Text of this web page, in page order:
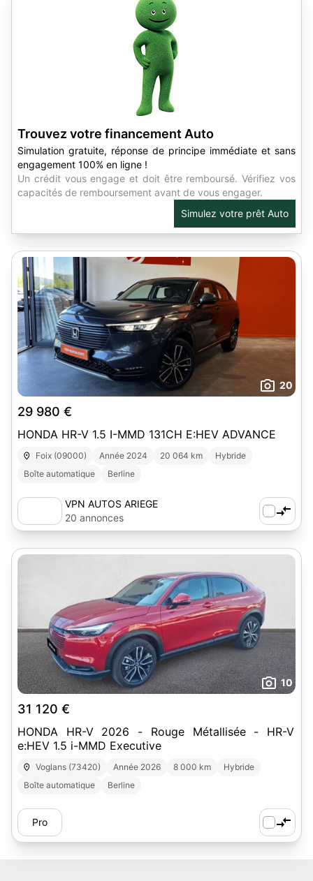
Trouvez votre financement Auto
Simulation gratuite, réponse de principe immédiate et sans
engagement 100% en ligne !
Un crédit vous engage et doit être remboursé. Vérifiez vos
capacités de remboursement avant de vous engager.
Simulez votre prêt Auto
20
29 980 €
HONDA HR-V 1.5 I-MMD 131CH E:HEV ADVANCE
Foix (09000) Année 2024 20 064 km
Hybride
Boîte automatique
Berline
VPN AUTOS ARIEGE
20 annonces
10
31 120 €
HONDA HR-V 2026 - Rouge Métallisée - HR-V
e:HEV 1.5 i-MMD Executive
Voglans (73420) Année 2026 8 000 km
Hybride
Boîte automatique
Berline
Pro